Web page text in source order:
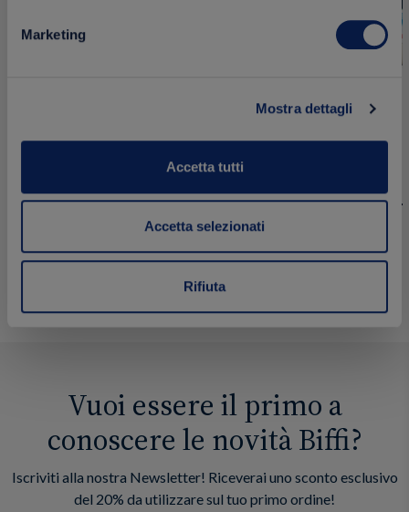
Marketing
Mostra dettagli
Accetta tutti
Accetta selezionati
Rifiuta
Dressing alle erbe fini
Acquista
Dressing
Vuoi essere il primo a
conoscere le novità Biffi?
Iscriviti alla nostra Newsletter! Riceverai uno sconto esclusivo
del 20% da utilizzare sul tuo primo ordine!